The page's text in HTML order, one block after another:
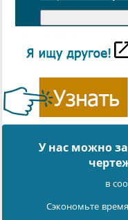
У нас можно
в
Сэкономьте